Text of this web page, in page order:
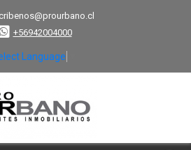
+56942004000
Language